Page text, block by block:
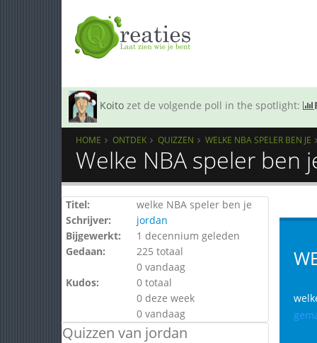
Koito zet de volgende poll in the spotlight:
HOME ONTDEK QUIZZEN WELKE NBA SPELER BEN JE
Welke NBA speler ben
Titel:
welke NBA speler ben je
Schrijver:
jordan
Bijgewerkt:
1 decennium geleden
Gedaan:
225 totaal
0 vandaag
Kudos:
0 totaal
0 deze week
0 vandaag
Quizzen van jordan